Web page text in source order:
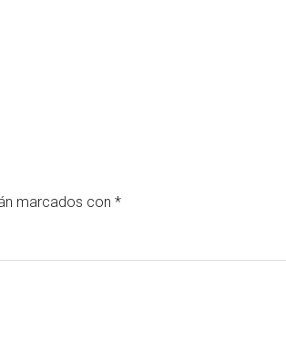
marcados con *